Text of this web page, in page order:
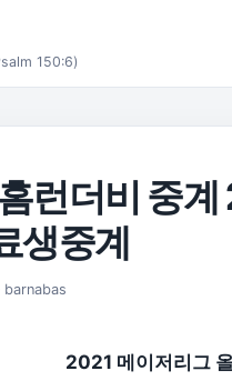
150:6)
런더비 중
생중계
8월 1일
barnabas
2021 메이저리그